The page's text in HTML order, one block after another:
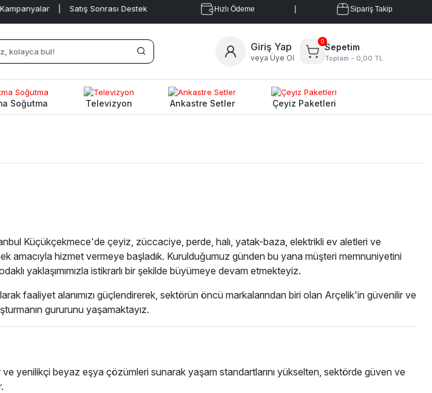
| Satış Sonrası Destek | Hızlı Ödeme Sipariş Takip
Giriş Yap
veya Üye Ol
0
Sepetim
Toplam - 0,00 TL
Soğutma Televizyon Ankastre Setler Çeyiz Paketleri
Küçükçekmece'de çeyiz, züccaciye, perde, halı, yatak-baza, elektrikli ev aletleri ve
amacıyla hizmet vermeye başladık. Kurulduğumuz günden bu yana müşteri memnuniyetini
yaklaşımımızla istikrarlı bir şekilde büyümeye devam etmekteyiz.
faaliyet alanımızı güçlendirerek, sektörün öncü markalarından biri olan Arçelik'in güvenilir ve
gururunu yaşamaktayız.
yenilikçi beyaz eşya çözümleri sunarak yaşam standartlarını yükselten, sektörde güven ve